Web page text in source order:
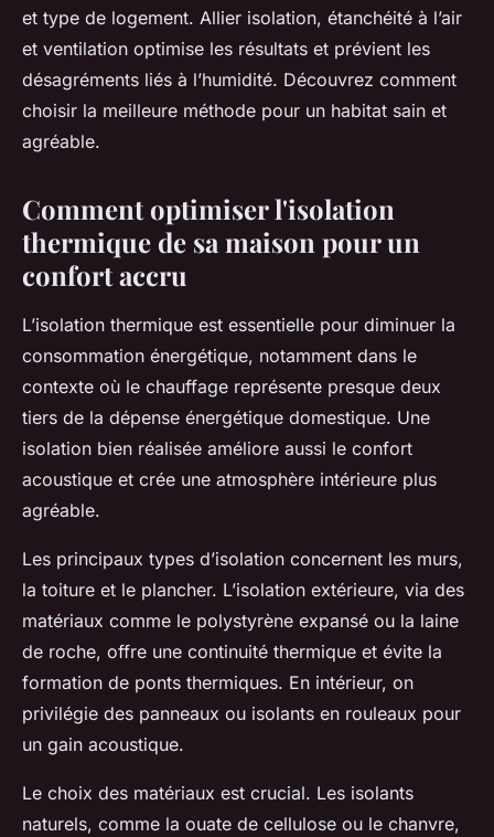
et type de logement. Allier isolation, étanchéité à l’air
et ventilation optimise les résultats et prévient les
désagréments liés à l’humidité. Découvrez comment
choisir la meilleure méthode pour un habitat sain et
agréable.
Comment optimiser l'isolation
thermique de sa maison pour un
confort accru
L’isolation thermique est essentielle pour diminuer la
consommation énergétique, notamment dans le
contexte où le chauffage représente presque deux
tiers de la dépense énergétique domestique. Une
isolation bien réalisée améliore aussi le confort
acoustique et crée une atmosphère intérieure plus
agréable.
Les principaux types d’isolation concernent les murs,
la toiture et le plancher. L’isolation extérieure, via des
matériaux comme le polystyrène expansé ou la laine
de roche, offre une continuité thermique et évite la
formation de ponts thermiques. En intérieur, on
privilégie des panneaux ou isolants en rouleaux pour
un gain acoustique.
Le choix des matériaux est crucial. Les isolants
naturels, comme la ouate de cellulose ou le chanvre,